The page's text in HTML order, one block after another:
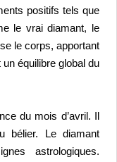
positifs tels que
le vrai diamant, le
le corps, apportant
équilibre global du
du mois d’avril. Il
bélier. Le diamant